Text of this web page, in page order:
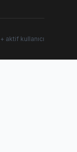
aktif kullanıcı